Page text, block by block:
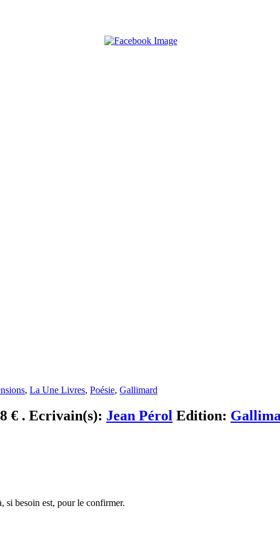
, La Une Livres, Poésie, Gallimard
€ . Ecrivain(s): Jean Pérol Edition:
si besoin est, pour le confirmer.